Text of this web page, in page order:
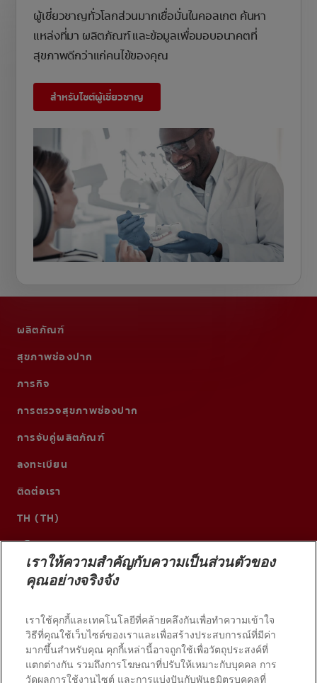
ผู้เชี่ยวชาญทั่วโลกส่วนมากเชื่อมั่นในคอลเกต ค้นหา
แหล่งที่มา ผลิตภัณฑ์ และข้อมูลเพื่อมอบอนาคตที่
สุขภาพดีกว่าแก่คนไข้ของคุณ
สำหรับไซต์ผู้เชี่ยวชาญ
ผลิตภัณฑ์
สุขภาพช่องปาก
ภารกิจ
การตรวจสุขภาพช่องปาก
การจับคู่ผลิตภัณฑ์
ลงทะเบียน
ติดต่อเรา
TH (TH)
เราให้ความสำคัญกับความเป็นส่วนตัวของ
คุณอย่างจริงจัง
เราใช้คุกกี้และเทคโนโลยีที่คล้ายคลึงกันเพื่อทำความเข้าใจ
วิธีที่คุณใช้เว็บไซต์ของเราและเพื่อสร้างประสบการณ์ที่มีค่า
มากขึ้นสำหรับคุณ คุกกี้เหล่านี้อาจถูกใช้เพื่อวัตถุประสงค์ที่
แตกต่างกัน รวมถึงการโฆษณาที่ปรับให้เหมาะกับบุคคล การ
วัดผลการใช้งานไซต์ และการแบ่งปันกับพันธมิตรบุคคลที่